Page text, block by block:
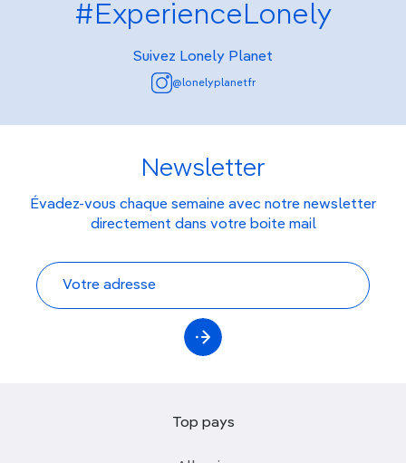
#ExperienceLonely
Suivez Lonely Planet
@lonelyplanetfr
Newsletter
Évadez-vous chaque semaine avec notre newsletter
directement dans votre boite mail
Top pays